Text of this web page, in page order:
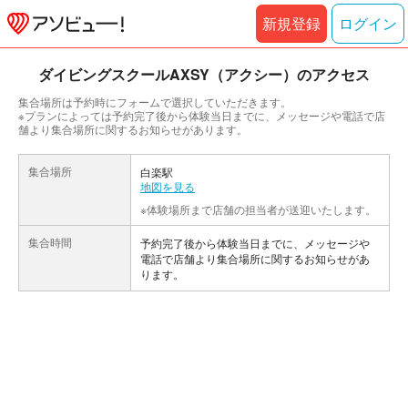
新規登録 ログイン
ダイビングスクールAXSY（アクシー）のアクセス
集合場所は予約時にフォームで選択していただきます。
※プランによっては予約完了後から体験当日までに、メッセージや電話で店
舗より集合場所に関するお知らせがあります。
集合場所
白楽駅
地図を見る
※体験場所まで店舗の担当者が送迎いたします。
集合時間
予約完了後から体験当日までに、メッセージや
電話で店舗より集合場所に関するお知らせがあ
ります。